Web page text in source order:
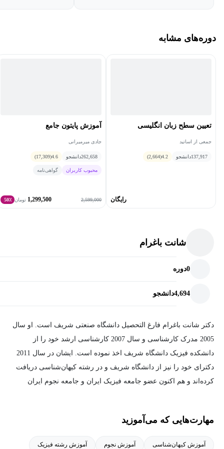
دوره‌های مشابه
تعیین سطح زبان انگلیسی
جمعی از اساتید
137,917دانشجو 4.2
(2,664)
رایگان
آموزش پایتون جامع
جادی میرمیرانی
262,658دانشجو 4.6
(17,309)
محبوب کاربران گواهی‌نامه
2,599,000
1,299,500 تومان 50٪
شانت باغرام
0دوره
4,694دانشجو
دکتر شانت باغرام فارغ التحصیل دانشگاه صنعتی شریف است. او سال
2005 مدرک کارشناسی و سال 2007 کارشناسی ارشد خود را از
دانشکده فیزیک دانشگاه شریف اخذ نموده است. ایشان در سال 2011
دکترای خود را نیز از دانشگاه شریف و در رشته کیهان‌شناسی دریافت
کرده‌اند و هم اکنون عضو جامعه فیزیک ایران و جامعه نجوم ایران
مهارت‌هایی که می‌آموزید
آموزش کیهان‌شناسی آموزش نجوم آموزش رشته فیزیک